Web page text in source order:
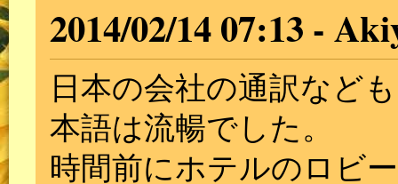
2014/02/14 07:13
日本の会社の通訳など
本語は流暢でした。
時間前にホテルのロビ